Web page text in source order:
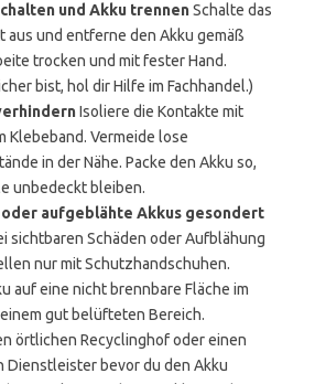
und Akku trennenSchalte das
aus und entferne den Akku gemäß
trocken und mit fester Hand.
bist, hol dir Hilfe im Fachhandel.)
Isoliere die Kontakte mit
Klebeband. Vermeide lose
in der Nähe. Packe den Akku so,
unbedeckt bleiben.
aufgeblähte Akkus gesondert
sichtbaren Schäden oder Aufblähung
nur mit Schutzhandschuhen.
auf eine nicht brennbare Fläche im
gut belüfteten Bereich.
örtlichen Recyclinghof oder einen
Dienstleister bevor du den Akku